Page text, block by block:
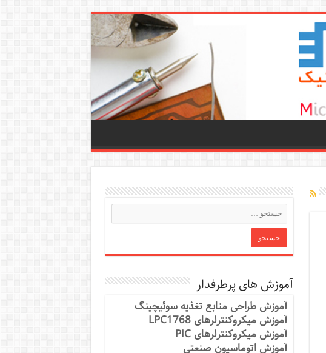
آموزش های پرطرفدار
آموزش طراحی منابع تغذیه سوئیچینگ
آموزش میکروکنترلرهای LPC1768
آموزش میکروکنترلرهای PIC
آموزش اتوماسیون صنعتی